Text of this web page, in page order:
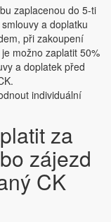
zaplacenou do 5-ti
a doplatku
při zakoupení
možno zaplatit 50%
a doplatek před
individuální
za
zájezd
CK